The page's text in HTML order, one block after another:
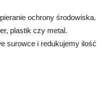
ochrony środowiska.
plastik czy metal.
surowce i redukujemy ilość